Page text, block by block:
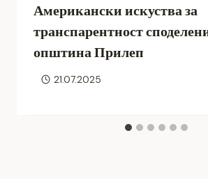
Американски искуства за
транспарентност
општина Прилеп
21.07.2025